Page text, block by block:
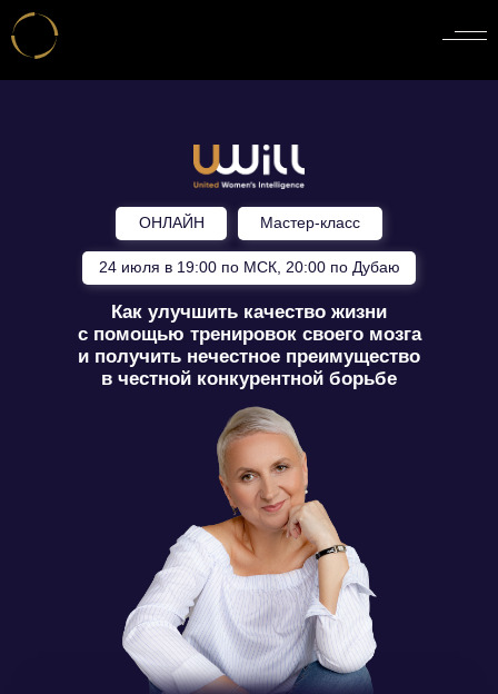
ОНЛАЙН
24 июля в 19:00 по МСК, 20:00 по Дубаю
Мастер-класс
Как улучшить качество жизни
с помощью тренировок своего мозга
и получить нечестное преимущество
в честной конкурентной борьбе